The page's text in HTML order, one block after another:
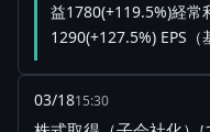
益1780(+119.5%)経常
1290(+127.5%) EPS
03/1815:30